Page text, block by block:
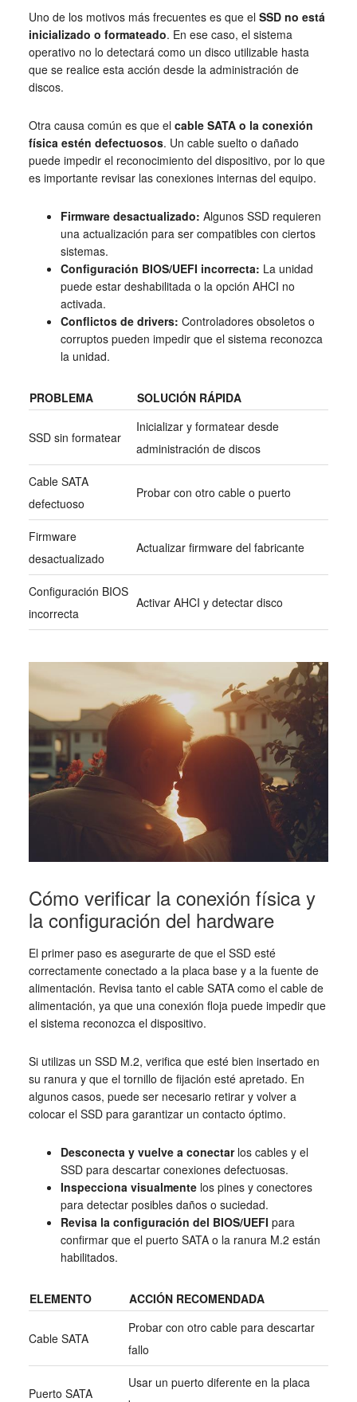
Uno de los motivos más frecuentes es que el SSD no está
inicializado o formateado. En ese caso, el sistema
operativo no lo detectará como un disco utilizable hasta
que se realice esta acción desde la administración de
discos.
Otra causa común es que el cable SATA o la conexión
física estén defectuosos. Un cable suelto o dañado
puede impedir el reconocimiento del dispositivo, por lo que
es importante revisar las conexiones internas del equipo.
Firmware desactualizado: Algunos SSD requieren
una actualización para ser compatibles con ciertos
sistemas.
Configuración BIOS/UEFI incorrecta: La unidad
puede estar deshabilitada o la opción AHCI no
activada.
Conflictos de drivers: Controladores obsoletos o
corruptos pueden impedir que el sistema reconozca
la unidad.
PROBLEMA SOLUCIÓN RÁPIDA
SSD sin formatear
Inicializar y formatear desde
administración de discos
Cable SATA
defectuoso
Probar con otro cable o puerto
Firmware
desactualizado
Actualizar firmware del fabricante
Configuración BIOS
incorrecta
Activar AHCI y detectar disco
Cómo verificar la conexión física y
la configuración del hardware
El primer paso es asegurarte de que el SSD esté
correctamente conectado a la placa base y a la fuente de
alimentación. Revisa tanto el cable SATA como el cable de
alimentación, ya que una conexión floja puede impedir que
el sistema reconozca el dispositivo.
Si utilizas un SSD M.2, verifica que esté bien insertado en
su ranura y que el tornillo de fijación esté apretado. En
algunos casos, puede ser necesario retirar y volver a
colocar el SSD para garantizar un contacto óptimo.
Desconecta y vuelve a conectarlos cables y el
SSD para descartar conexiones defectuosas.
Inspecciona visualmentelos pines y conectores
para detectar posibles daños o suciedad.
Revisa la configuración del BIOS/UEFI para
confirmar que el puerto SATA o la ranura M.2 están
habilitados.
ELEMENTO ACCIÓN RECOMENDADA
Cable SATA
Probar con otro cable para descartar
fallo
Puerto SATA
Usar un puerto diferente en la placa